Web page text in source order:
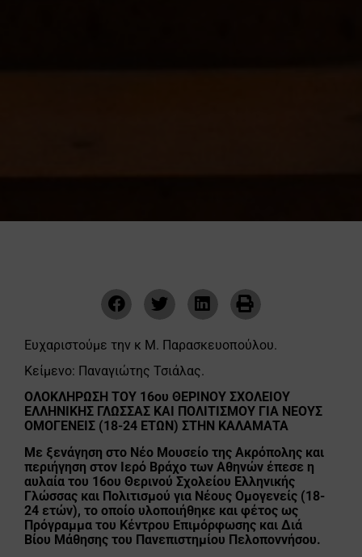
Ευχαριστούμε την κ Μ. Παρασκευοπούλου.
Κείμενο: Παναγιώτης Τσιάλας.
ΟΛΟΚΛΗΡΩΣΗ ΤΟΥ 16ου ΘΕΡΙΝΟΥ ΣΧΟΛΕΙΟΥ
ΕΛΛΗΝΙΚΗΣ ΓΛΩΣΣΑΣ ΚΑΙ ΠΟΛΙΤΙΣΜΟΥ ΓΙΑ ΝΕΟΥΣ
ΟΜΟΓΕΝΕΙΣ (18-24 ΕΤΩΝ) ΣΤΗΝ ΚΑΛΑΜΑΤΑ
Με ξενάγηση στο Νέο Μουσείο της Ακρόπολης και
περιήγηση στον Ιερό Βράχο των Αθηνών έπεσε η
αυλαία του 16ου Θερινού Σχολείου Ελληνικής
Γλώσσας και Πολιτισμού για Νέους Ομογενείς (18-
24 ετών), το οποίο υλοποιήθηκε και φέτος ως
Πρόγραμμα του Κέντρου Επιμόρφωσης και Διά
Βίου Μάθησης του Πανεπιστημίου Πελοποννήσου.